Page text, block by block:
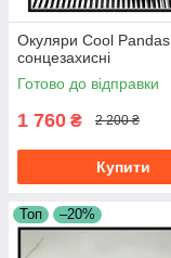
Окуляри Cool Pandas
сонцезахисні
Готово до відправки
1 760 ₴ 2 200 ₴
Купити
Топ –20%